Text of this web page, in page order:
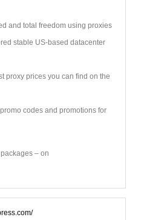
and total freedom using proxies
stable US-based datacenter
proxy prices you can find on the
codes and promotions for
– on